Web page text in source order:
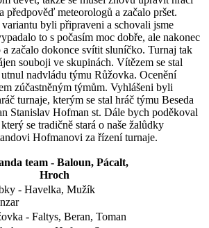
předpověď meteorologů a začalo pršet.
byli připraveni a schovali jsme
to s počasím moc dobře, ale nakonec
a začalo dokonce svítit sluníčko. Turnaj tak
souboji ve skupinách. Vítězem se stal
nadvládu týmu Růžovka. Ocenění
zúčastněným týmům. Vyhlášeni byli
turnaje, kterým se stal hráč týmu Beseda
Stanislav Hofman st. Dále bych poděkoval
se tradičně stará o naše žalůdky
Hofmanovi za řízení turnaje.
team - Baloun, Pácalt,
Hroch
- Havelka, Mužík
- Faltys, Beran, Toman